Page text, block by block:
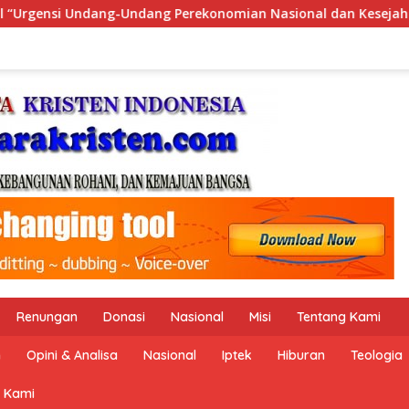
dan Kesejahteraan Sosial dalam Menata Bangsa
Renungan Donasi Nasional Misi Tentang Kami
Opini & Analisa Nasional Iptek Hiburan Teologia
Kami